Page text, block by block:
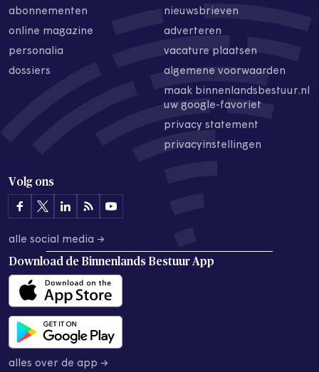
abonnementen
online magazine
personalia
dossiers
nieuwsbrieven
adverteren
vacature plaatsen
algemene voorwaarden
maak binnenlandsbestuur.nl
uw google-favoriet
privacy statement
privacyinstellingen
Volg ons
alle social media →
Download de Binnenlands Bestuur App
alles over de app →